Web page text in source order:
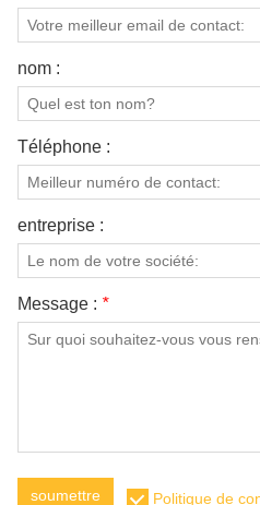
nom :
Téléphone :
entreprise :
Message : *
soumettre Politique de